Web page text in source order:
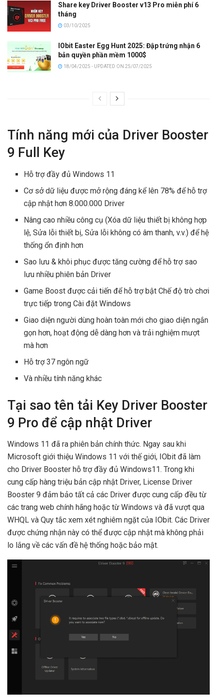
Share key Driver Booster v13 Pro miễn phí 6
tháng
03/10/2025
IObit Easter Egg Hunt 2025: Đập trứng nhận 6
bản quyền phần mềm 1000$
18/04/2025 - UPDATED ON 25/07/2025
Tính năng mới của Driver Booster
9 Full Key
Hỗ trợ đầy đủ Windows 11
Cơ sở dữ liệu được mở rộng đáng kể lên 78% để hỗ trợ
cập nhật hơn 8.000.000 Driver
Nâng cao nhiều công cụ (Xóa dữ liệu thiết bị không hợp
lệ, Sửa lỗi thiết bị, Sửa lỗi không có âm thanh, v.v.) để hệ
thống ổn định hơn
Sao lưu & khôi phục được tăng cường để hỗ trợ sao
lưu nhiều phiên bản Driver
Game Boost được cải tiến để hỗ trợ bật Chế độ trò chơi
trực tiếp trong Cài đặt Windows
Giao diện người dùng hoàn toàn mới cho giao diện ngắn
gọn hơn, hoạt động dễ dàng hơn và trải nghiệm mượt
mà hơn
Hỗ trợ 37 ngôn ngữ
Và nhiều tính năng khác
Tại sao tên tải Key Driver Booster
9 Pro để cập nhật Driver
Windows 11 đã ra phiên bản chính thức. Ngay sau khi
Microsoft giới thiệu Windows 11 với thế giới, IObit đã làm
cho Driver Booster hỗ trợ đầy đủ Windows11. Trong khi
cung cấp hàng triệu bản cập nhật Driver, License Driver
Booster 9 đảm bảo tất cả các Driver được cung cấp đều từ
các trang web chính hãng hoặc từ Windows và đã vượt qua
WHQL và Quy tắc xem xét nghiêm ngặt của IObit. Các Driver
được chứng nhận này có thể được cập nhật mà không phải
lo lắng về các vấn đề hệ thống hoặc bảo mật.